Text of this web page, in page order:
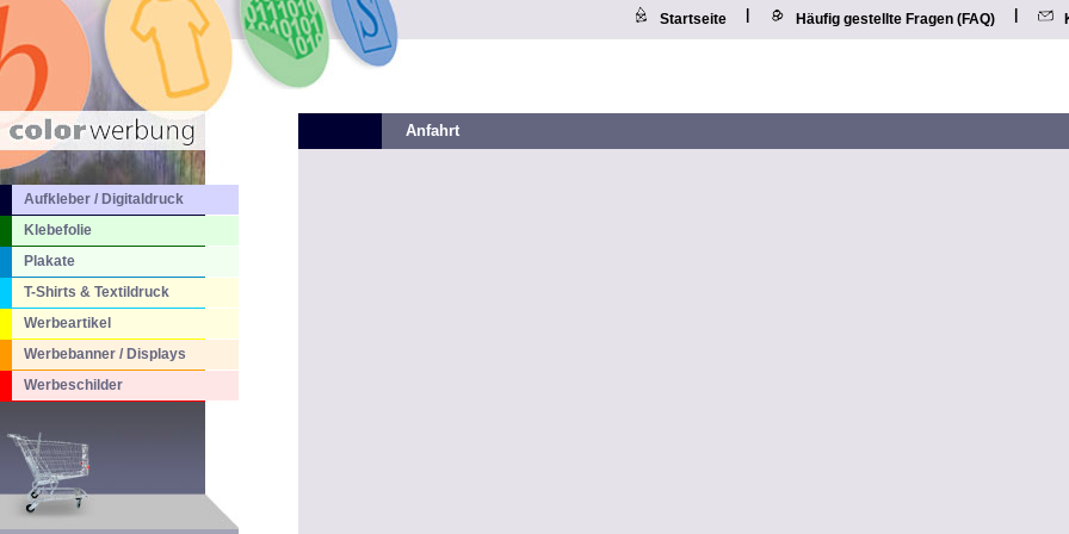
Startseite Häufig gestellte Fragen (FAQ)
Aufkleber / Digitaldruck
Klebefolie
Plakate
T-Shirts & Textildruck
Werbeartikel
Werbebanner / Displays
Werbeschilder
Anfahrt